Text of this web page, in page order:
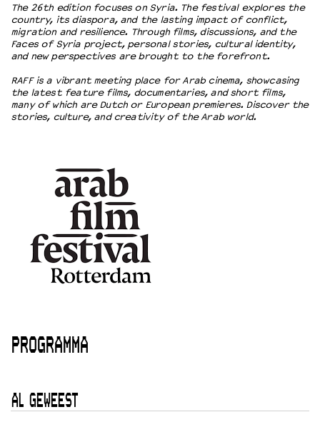
The 26th edition focuses on Syria. The festival explores the
country, its diaspora, and the lasting impact of conflict,
migration and resilience. Through films, discussions, and the
Faces of Syria project, personal stories, cultural identity,
and new perspectives are brought to the forefront.
RAFF is a vibrant meeting place for Arab cinema, showcasing
the latest feature films, documentaries, and short films,
many of which are Dutch or European premieres. Discover the
stories, culture, and creativity of the Arab world.
PROGRAMMA
AL GEWEEST